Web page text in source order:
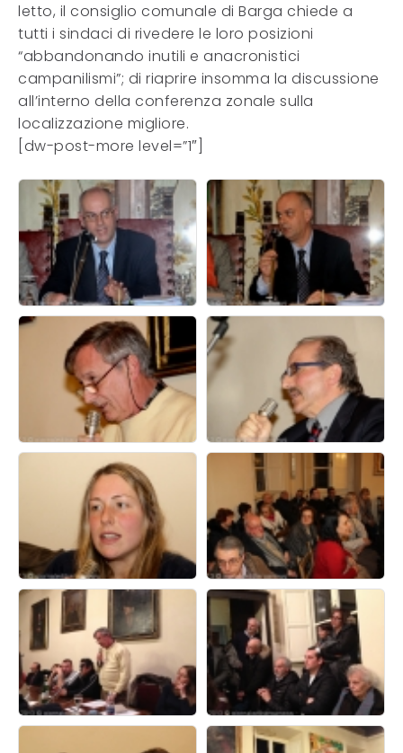
letto, il consiglio comunale di Barga chiede a
tutti i sindaci di rivedere le loro posizioni
“abbandonando inutili e anacronistici
campanilismi”; di riaprire insomma la discussione
all’interno della conferenza zonale sulla
localizzazione migliore.
[dw-post-more level=”1″]